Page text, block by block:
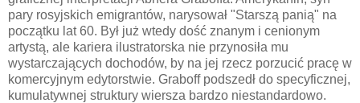
pary rosyjskich emigrantów, narysował "Starszą panią" na
początku lat 60. Był już wtedy dość znanym i cenionym
artystą, ale kariera ilustratorska nie przynosiła mu
wystarczających dochodów, by na jej rzecz porzucić pracę w
komercyjnym edytorstwie. Graboff podszedł do specyficznej,
kumulatywnej struktury wiersza bardzo niestandardowo.